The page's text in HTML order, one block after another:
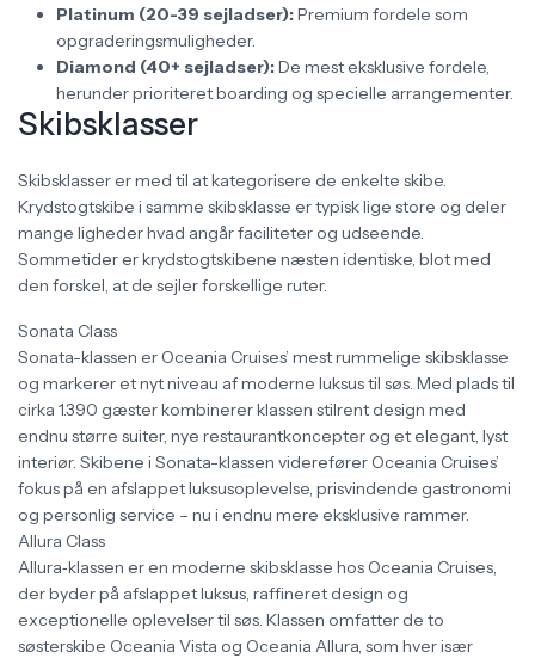
Platinum (20-39 sejladser):Premium fordele som
opgraderingsmuligheder.
Diamond (40+ sejladser):De mest eksklusive fordele,
herunder prioriteret boarding og specielle arrangementer.
Skibsklasser
Skibsklasser er med til at kategorisere de enkelte skibe.
Krydstogtskibe i samme skibsklasse er typisk lige store og deler
mange ligheder hvad angår faciliteter og udseende.
Sommetider er krydstogtskibene næsten identiske, blot med
den forskel, at de sejler forskellige ruter.
Sonata Class
Sonata-klassen er Oceania Cruises’ mest rummelige skibsklasse
og markerer et nyt niveau af moderne luksus til søs. Med plads til
cirka 1.390 gæster kombinerer klassen stilrent design med
endnu større suiter, nye restaurantkoncepter og et elegant, lyst
interiør. Skibene i Sonata-klassen viderefører Oceania Cruises’
fokus på en afslappet luksusoplevelse, prisvindende gastronomi
og personlig service – nu i endnu mere eksklusive rammer.
Allura Class
Allura‑klassen er en moderne skibsklasse hos Oceania Cruises,
der byder på afslappet luksus, raffineret design og
exceptionelle oplevelser til søs. Klassen omfatter de to
søsterskibe Oceania Vista og Oceania Allura, som hver især